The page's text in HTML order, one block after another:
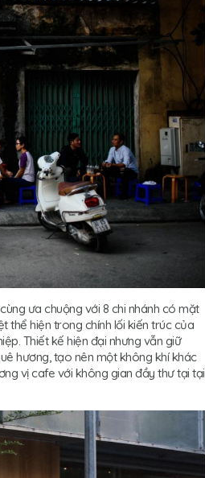
ưa chuộng với 8 chi nhánh có mặt
thể hiện trong chính lối kiến trúc của
Thiết kế hiện đại nhưng vẫn giữ
hương, tạo nên một không khí khác
vị cafe với không gian đầy thư tại tại